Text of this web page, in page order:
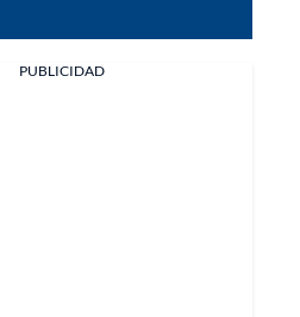
PUBLICIDAD